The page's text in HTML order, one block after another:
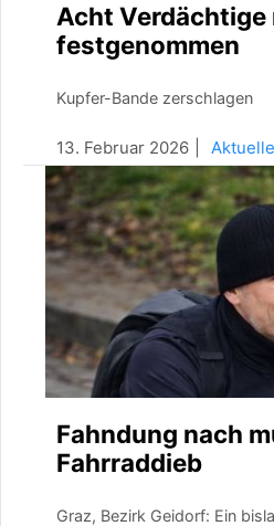
Acht Verdächtige
festgenommen
Kupfer-Bande zerschlagen
13. Februar 2026
Fahndung nach
Fahrraddieb
Graz, Bezirk Geidorf: Ein